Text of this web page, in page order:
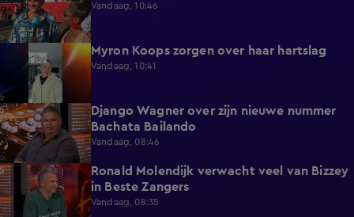
Vandaag, 10:46
Myron Koops zorgen over haar hartslag
Vandaag, 10:41
2:28
Django Wagner over zijn nieuwe nummer
Bachata Bailando
Vandaag, 08:46
0:39
Ronald Molendijk verwacht veel van Bizzey
in Beste Zangers
Vandaag, 08:35